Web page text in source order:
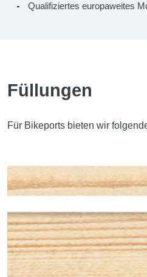
Qualifiziertes europaweites
Füllungen
Für Bikeports bieten wir